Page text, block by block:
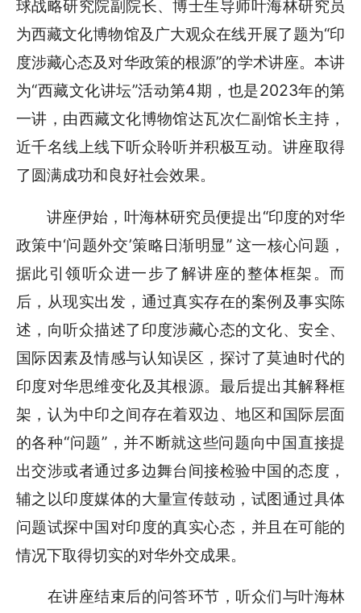
球战略研究院副院长、博士生导师叶海林研究员
为西藏文化博物馆及广大观众在线开展了题为“印
度涉藏心态及对华政策的根源”的学术讲座。本讲
为“西藏文化讲坛”活动第4期，也是2023年的第
一讲，由西藏文化博物馆达瓦次仁副馆长主持，
近千名线上线下听众聆听并积极互动。讲座取得
了圆满成功和良好社会效果。
讲座伊始，叶海林研究员便提出“印度的对华
政策中‘问题外交’策略日渐明显” 这一核心问题，
据此引领听众进一步了解讲座的整体框架。而
后，从现实出发，通过真实存在的案例及事实陈
述，向听众描述了印度涉藏心态的文化、安全、
国际因素及情感与认知误区，探讨了莫迪时代的
印度对华思维变化及其根源。最后提出其解释框
架，认为中印之间存在着双边、地区和国际层面
的各种“问题”，并不断就这些问题向中国直接提
出交涉或者通过多边舞台间接检验中国的态度，
辅之以印度媒体的大量宣传鼓动，试图通过具体
问题试探中国对印度的真实心态，并且在可能的
情况下取得切实的对华外交成果。
在讲座结束后的问答环节，听众们与叶海林